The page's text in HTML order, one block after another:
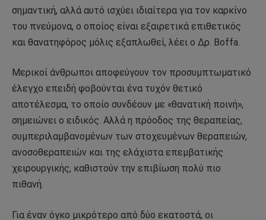
σημαντική, αλλά αυτό ισχύει ιδιαίτερα για τον καρκίνο
του πνεύμονα, ο οποίος είναι εξαιρετικά επιθετικός
και θανατηφόρος μόλις εξαπλωθεί, λέει ο Δρ. Boffa.
Μερικοί άνθρωποι αποφεύγουν τον προσυμπτωματικό
έλεγχο επειδή φοβούνται ένα τυχόν θετικό
αποτέλεσμα, το οποίο συνδέουν με «θανατική ποινή»,
σημειώνει ο ειδικός. Αλλά η πρόοδος της θεραπείας,
συμπεριλαμβανομένων των στοχευμένων θεραπειών,
ανοσοθεραπειών και της ελάχιστα επεμβατικής
χειρουργικής, καθιστούν την επιβίωση πολύ πιο
πιθανή.
Για έναν όγκο μικρότερο από δύο εκατοστά, οι